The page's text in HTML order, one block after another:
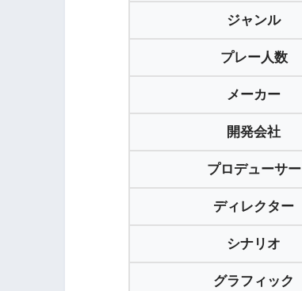
ジャンル
プレー人数
メーカー
開発会社
プロデューサー
ディレクター
シナリオ
グラフィック